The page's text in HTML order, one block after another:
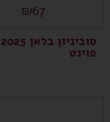
₪67
פוינט